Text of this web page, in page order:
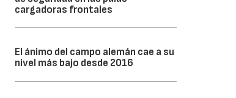
cargadoras frontales
El ánimo del campo alemán cae a su
nivel más bajo desde 2016